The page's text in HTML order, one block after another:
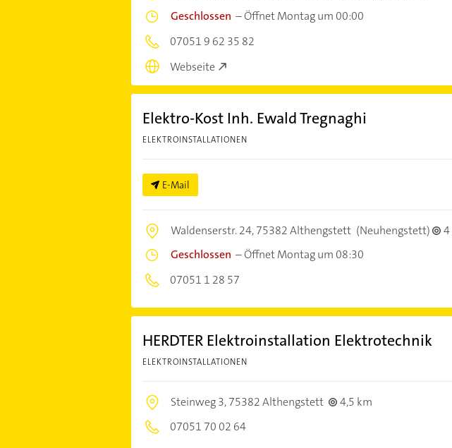
Geschlossen –Öffnet Montag um 00:00
07051 9 62 35 82
Webseite
Elektro-Kost Inh. Ewald Tregnaghi
ELEKTROINSTALLATIONEN
E-Mail
Waldenserstr. 24,75382 Althengstett (Neuhengstett)
4
Geschlossen –Öffnet Montag um 08:30
07051 1 28 57
HERDTER Elektroinstallation Elektrotechnik
ELEKTROINSTALLATIONEN
Steinweg 3,75382 Althengstett
4,5 km
07051 70 02 64